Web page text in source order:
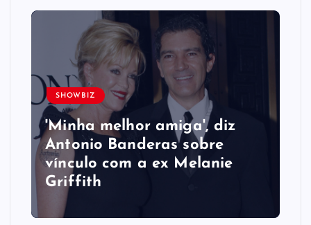
SHOWBIZ
'Minha melhor amiga', diz
Antonio Banderas sobre
vínculo com a ex Melanie
Griffith